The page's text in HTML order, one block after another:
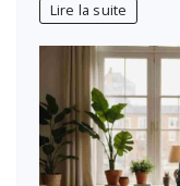
Lire la suite